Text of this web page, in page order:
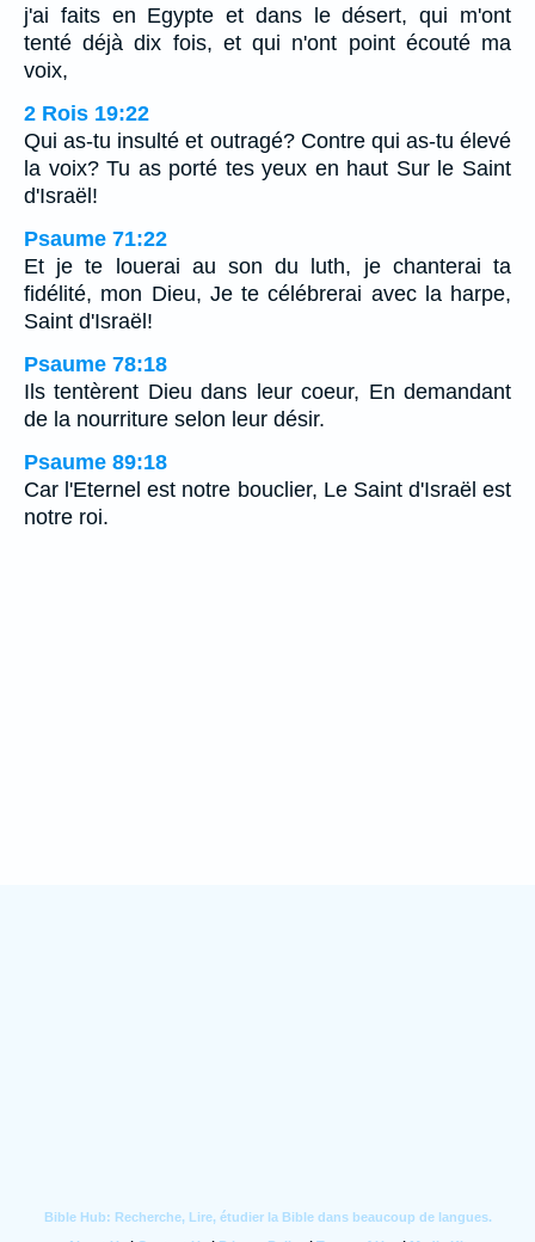
j'ai faits en Egypte et dans le désert, qui m'ont
tenté déjà dix fois, et qui n'ont point écouté ma
voix,
2 Rois 19:22
Qui as-tu insulté et outragé? Contre qui as-tu élevé
la voix? Tu as porté tes yeux en haut Sur le Saint
d'Israël!
Psaume 71:22
Et je te louerai au son du luth, je chanterai ta
fidélité, mon Dieu, Je te célébrerai avec la harpe,
Saint d'Israël!
Psaume 78:18
Ils tentèrent Dieu dans leur coeur, En demandant
de la nourriture selon leur désir.
Psaume 89:18
Car l'Eternel est notre bouclier, Le Saint d'Israël est
notre roi.